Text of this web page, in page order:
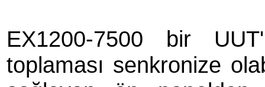
EX1200-7500 bir
toplaması senkronize